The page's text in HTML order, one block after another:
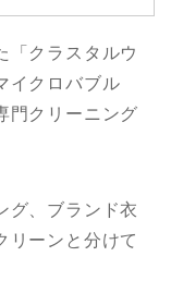
「クラスタルウ
イクロバブル
門クリーニング
グ、ブランド衣
リーンと分けて